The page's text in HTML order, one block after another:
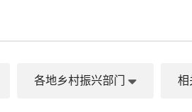
各地乡村振兴部门 相